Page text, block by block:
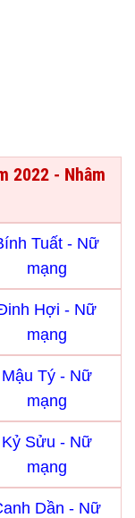
2022 - Nhâm
Tuất - Nữ
mạng
Hợi - Nữ
mạng
Mậu Tý - Nữ
mạng
Kỷ Sửu - Nữ
mạng
Dần - Nữ